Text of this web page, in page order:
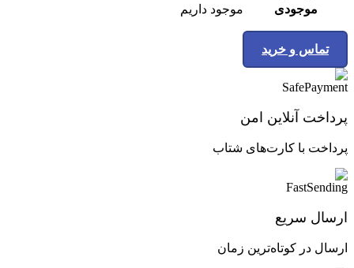
موجودی
موجود داریم
تماس و خرید
پرداخت آنلاین امن
پرداخت با کارت‌های شتاب
ارسال سریع
ارسال در کوتاه‌ترین زمان